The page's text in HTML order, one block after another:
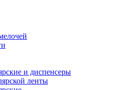
и диспенсеры
ленты